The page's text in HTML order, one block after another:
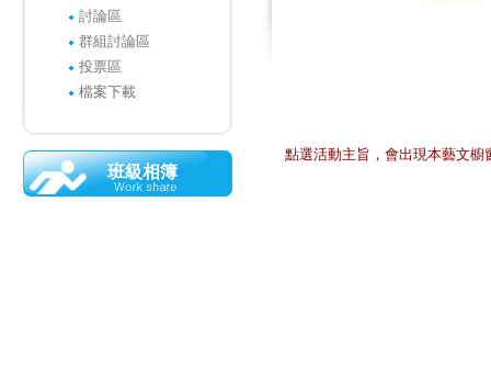
討論區
群組討論區
投票區
檔案下載
班級相簿
點選活動主旨，會出現本藝文櫥